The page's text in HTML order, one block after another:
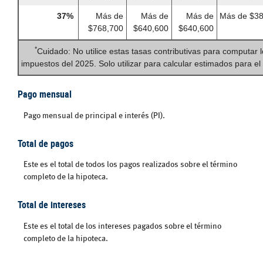
37%
Más de
$768,700
Más de
$640,600
Más de
$640,600
Más de
*Cuidado: No utilice estas tasas contributivas para computar
impuestos del 2025. Solo utilizar para calcular estimados para el
Pago mensual
Pago mensual de principal e interés (PI).
Total de pagos
Este es el total de todos los pagos realizados sobre el término
completo de la hipoteca.
Total de intereses
Este es el total de los intereses pagados sobre el término
completo de la hipoteca.